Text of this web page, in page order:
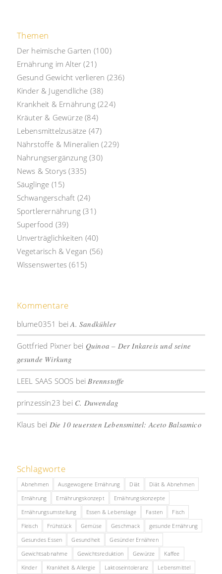
Themen
Der heimische Garten (100)
Ernährung im Alter (21)
Gesund Gewicht verlieren (236)
Kinder & Jugendliche (38)
Krankheit & Ernährung(224)
Kräuter & Gewürze (84)
Lebensmittelzusätze (47)
Nährstoffe & Mineralien (229)
Nahrungsergänzung (30)
News & Storys (335)
Säuglinge (15)
Schwangerschaft (24)
Sportlerernährung (31)
Superfood (39)
Unverträglichkeiten (40)
Vegetarisch & Vegan (56)
Wissenswertes (615)
Kommentare
blume0351 beiA. Sandkühler
Gottfried Pixnerbei Quinoa – Der Inkareis und seine
gesunde Wirkung
LEEL SAAS SOOS beiBrennstoffe
prinzessin23 bei C. Duwendag
Klaus bei Die 10 teuersten Lebensmittel: Aceto Balsamico
Schlagworte
Abnehmen Ausgewogene Ernährung Diät
Diät & Abnehmen
Ernährung
Ernährungskonzept
Ernährungskonzepte
Ernährungsumstellung
Essen & Lebenslage Fasten
Fisch
Fleisch
Frühstück Gemüse Geschmack
gesunde Ernährung
Gesundes Essen
Gesundheit
Gesünder Ernähren
Gewichtsabnahme
Gewichtsreduktion Gewürze
Kaffee
Kinder
Krankheit & Allergie Laktoseintoleranz Lebensmittel